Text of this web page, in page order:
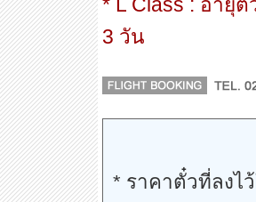
3 วัน
* ราคาตั๋วที่ลงไ